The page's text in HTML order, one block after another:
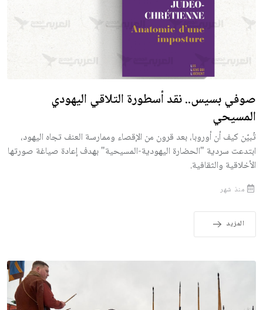
صوفي بسيس.. نقد أسطورة التلاقي اليهودي
المسيحي
تُبيّن كيف أن أوروبا، بعد قرون من الإقصاء وممارسة العنف تجاه اليهود،
ابتدعت سردية "الحضارة اليهودية-المسيحية" بهدف إعادة صياغة صورتها
الأخلاقية والثقافية.
منذ شهر
المزيد